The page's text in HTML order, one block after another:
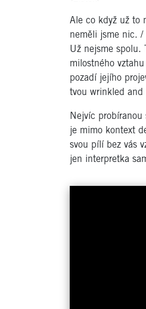
Ale co když už to
neměli jsme nic.
Už nejsme spolu.
milostného
pozadí jejího
tvou wrinkled and
Nejvíc
je mimo kontext
svou pílí bez vás
jen interpretka